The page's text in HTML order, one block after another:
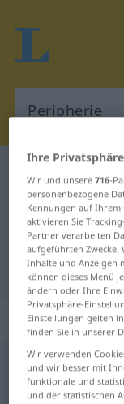
Deutsch-
Peripherief <
Übersicht aller
Ihre
Wir und unsere716-
personenbezogene
Kennungen auf Ihrem
aktivieren Sie
Partner verarbeiten
aufgeführten Zwecke.
Inhalte und Anzeigen
können dieses Menü
ändern oder Ihre
Privatsphäre-
Einstellungen gelten
finden Sie in unserer
Wir verwenden
und wir besser mit
funktionale und
und der statistischen